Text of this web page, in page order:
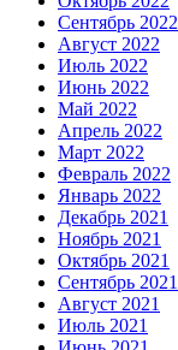
Сентябрь 2022
Август 2022
Июль 2022
Июнь 2022
Май 2022
Апрель 2022
Март 2022
Февраль 2022
Январь 2022
Декабрь 2021
Ноябрь 2021
Октябрь 2021
Сентябрь 2021
Август 2021
Июль 2021